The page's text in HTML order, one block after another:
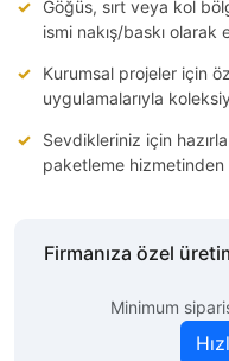
Göğüs, sırt veya kol
ismi nakış/baskı olarak
Kurumsal projeler için
uygulamalarıyla
Sevdikleriniz için
paketleme
Firmanıza özel
Minimum